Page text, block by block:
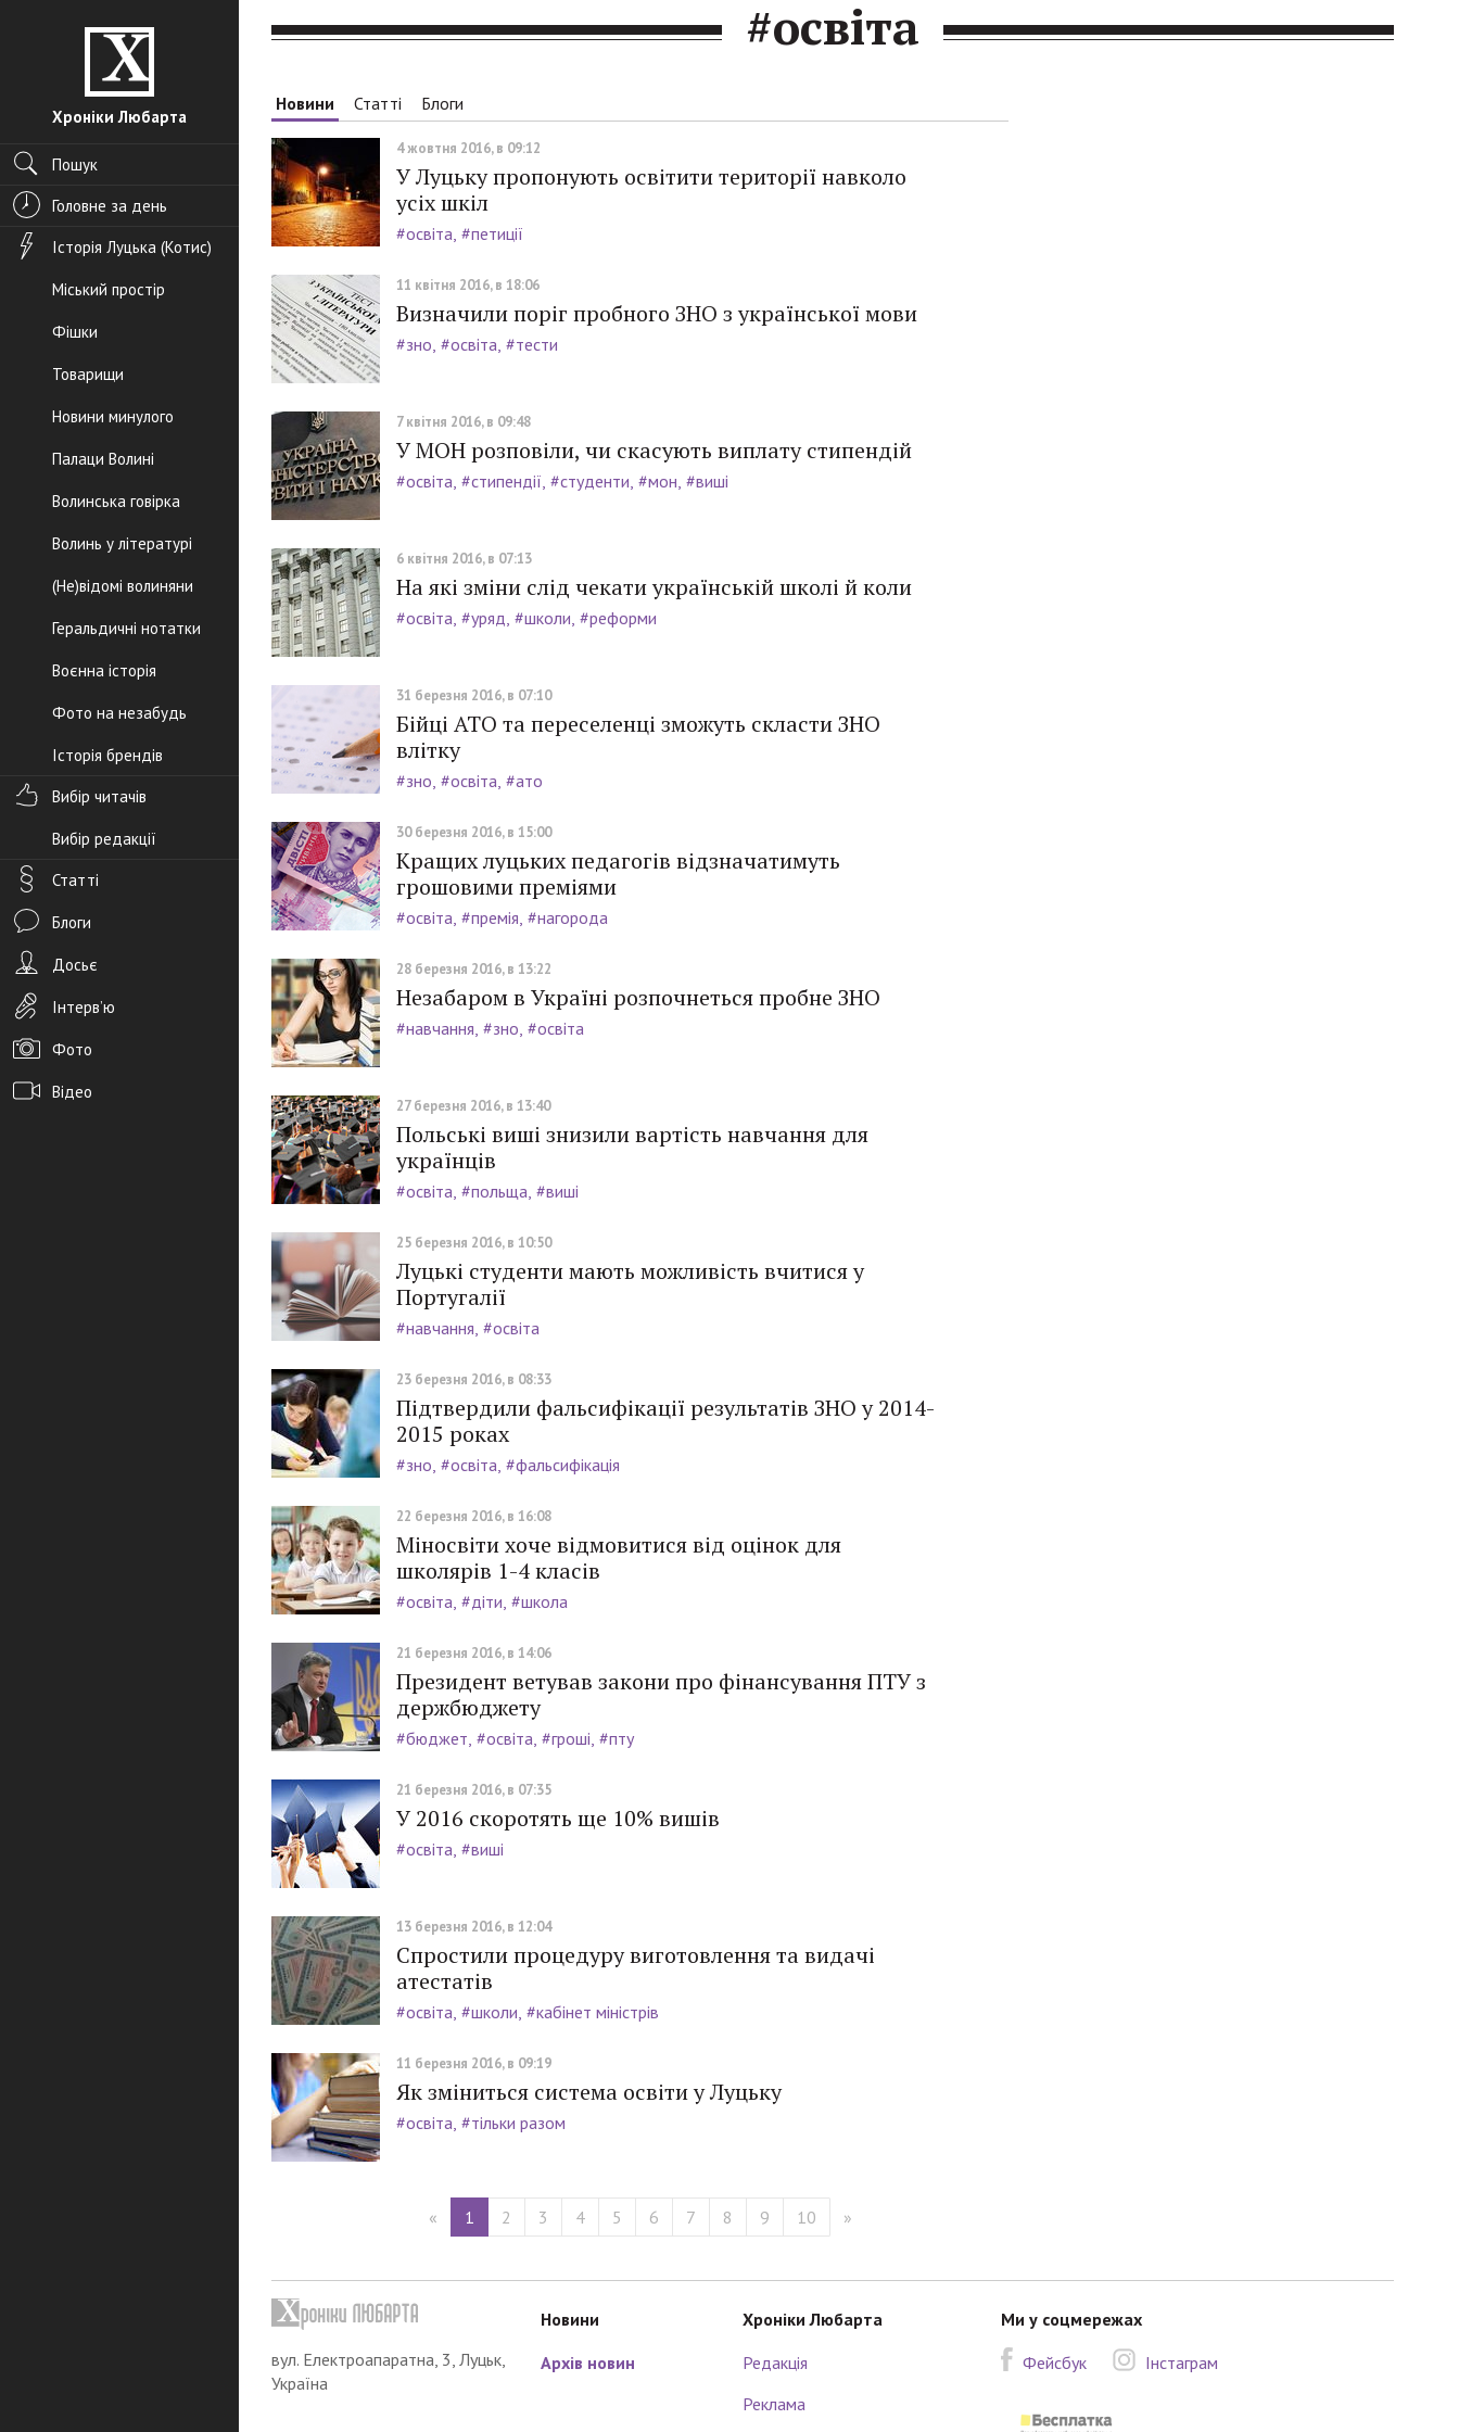
Хроніки Любарта
Пошук
Головне за день
Історія Луцька (Котис)
Міський простір
Фішки
Товарищи
Новини минулого
Палаци Волині
Волинська говірка
Волинь у літературі
(Не)відомі волиняни
Геральдичні нотатки
Воєнна історія
Фото на незабудь
Історія брендів
Вибір читачів
Вибір редакції
Статті
Блоги
Досьє
Інтерв’ю
Фото
Відео
#освіта
Новини Статті Блоги
4 жовтня 2016, в 09:12
У Луцьку пропонують освітити території навколо
усіх шкіл
#освіта #петиції
11 квітня 2016, в 18:06
Визначили поріг пробного ЗНО з української мови
#зно #освіта #тести
7 квітня 2016, в 09:48
У МОН розповіли, чи скасують виплату стипендій
#освіта #стипендії #студенти #мон #виші
6 квітня 2016, в 07:13
На які зміни слід чекати українській школі й коли
#освіта #уряд #школи #реформи
31 березня 2016, в 07:10
Бійці АТО та переселенці зможуть скласти ЗНО
влітку
#зно #освіта #ато
30 березня 2016, в 15:00
Кращих луцьких педагогів відзначатимуть
грошовими преміями
#освіта #премія #нагорода
28 березня 2016, в 13:22
Незабаром в Україні розпочнеться пробне ЗНО
#навчання #зно #освіта
27 березня 2016, в 13:40
Польські виші знизили вартість навчання для
українців
#освіта #польща #виші
25 березня 2016, в 10:50
Луцькі студенти мають можливість вчитися у
Португалії
#навчання #освіта
23 березня 2016, в 08:33
Підтвердили фальсифікації результатів ЗНО у 2014-
2015 роках
#зно #освіта #фальсифікація
22 березня 2016, в 16:08
Міносвіти хоче відмовитися від оцінок для
школярів 1-4 класів
#освіта #діти #школа
21 березня 2016, в 14:06
Президент ветував закони про фінансування ПТУ з
держбюджету
#бюджет #освіта #гроші #пту
21 березня 2016, в 07:35
У 2016 скоротять ще 10% вишів
#освіта #виші
13 березня 2016, в 12:04
Спростили процедуру виготовлення та видачі
атестатів
#освіта #школи #кабінет міністрів
11 березня 2016, в 09:19
Як зміниться система освіти у Луцьку
#освіта #тільки разом
« 1 2 3 4 5 6 7 8 9 10 »
вул. Електроапаратна, 3, Луцьк,
Україна
Новини
Архів новин
Хроніки Любарта
Редакція
Реклама
Ми у соцмережах
Фейсбук
Інстаграм